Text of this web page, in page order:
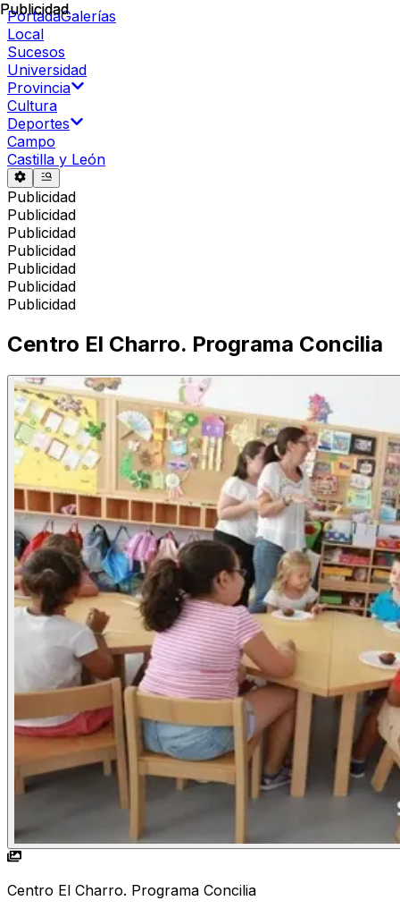
PortadaGalerías
Local
Sucesos
Universidad
Provincia
Cultura
Deportes
Campo
Castilla y León
Publicidad
Publicidad
Publicidad
Publicidad
Publicidad
Publicidad
Publicidad
Publicidad
Centro El Charro. Programa Concilia
Centro El Charro. Programa Concilia
Publicidad